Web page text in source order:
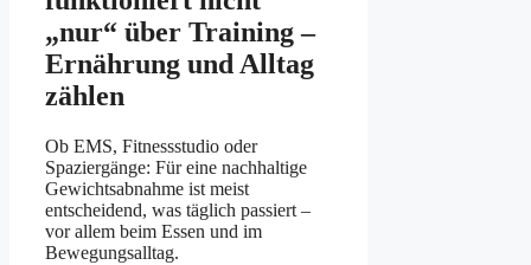
„nur“ über Training –
Ernährung und Alltag
zählen
Ob EMS, Fitnessstudio oder
Spaziergänge: Für eine nachhaltige
Gewichtsabnahme ist meist
entscheidend, was täglich passiert –
vor allem beim Essen und im
Bewegungsalltag.